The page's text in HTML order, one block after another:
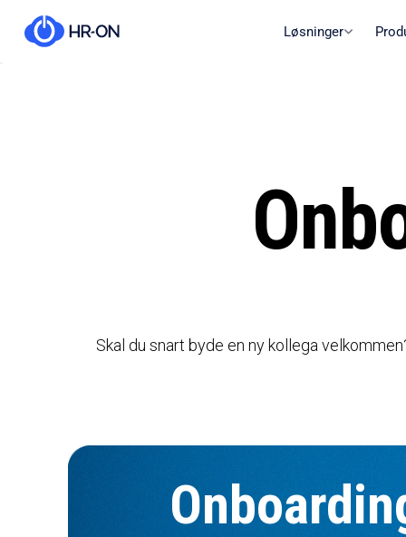
Løsninger
Skal du snart byde en ny kollega